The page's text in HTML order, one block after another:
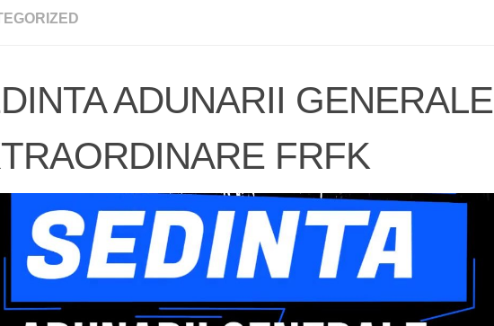
ADUNARII GENERALE
FRFK